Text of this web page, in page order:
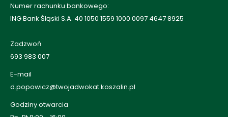
Numer rachunku bankowego:
ING Bank Śląski S.A. 40 1050 1559 1000 0097 4647 8925
Zadzwoń
693 983 007
E-mail
d.popowicz@twojadwokat.koszalin.pl
Godziny otwarcia